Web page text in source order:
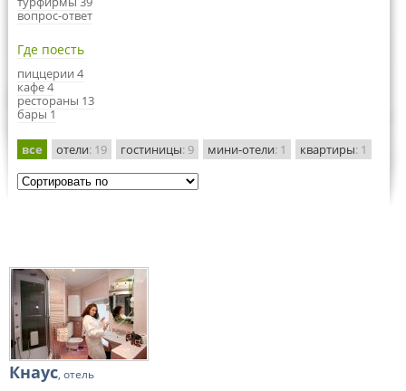
вопрос-ответ
Где поесть
пиццерии 4
кафе 4
рестораны 13
бары 1
все отели: 19 гостиницы: 9 мини-отели: 1 квартиры: 1
Кнаус, отель